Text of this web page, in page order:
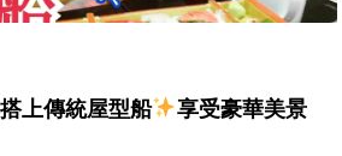
上傳統屋型船
享受豪華美景